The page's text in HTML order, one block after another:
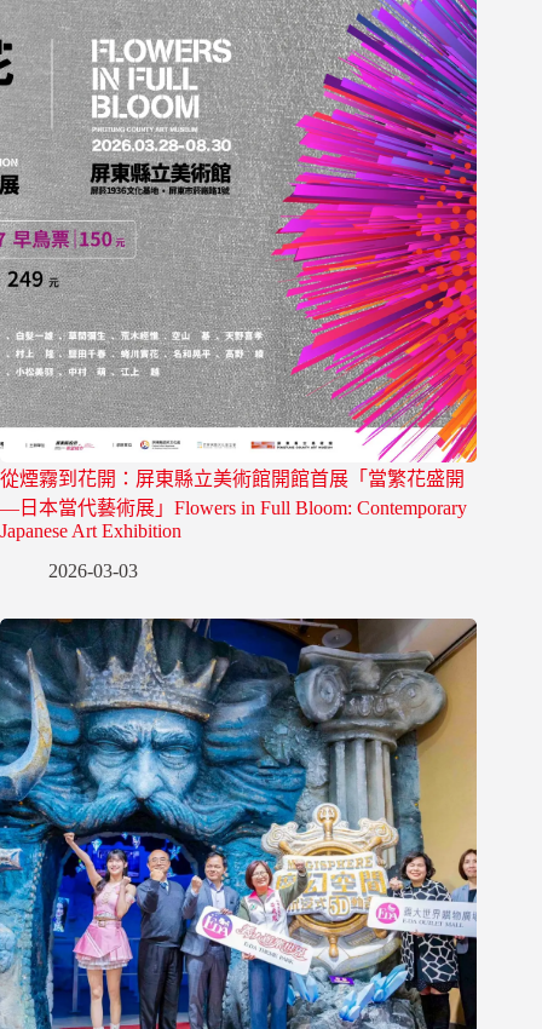
從煙霧到花開：屏東縣立美術館開館首展「當繁花盛開
—日本當代藝術展」Flowers in Full Bloom: Contemporary
Japanese Art Exhibition
2026-03-03